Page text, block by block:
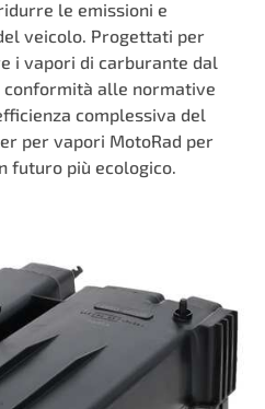
le emissioni e
veicolo. Progettati per
i vapori di carburante dal
alle normative
complessiva del
per vapori MotoRad per
futuro più ecologico.